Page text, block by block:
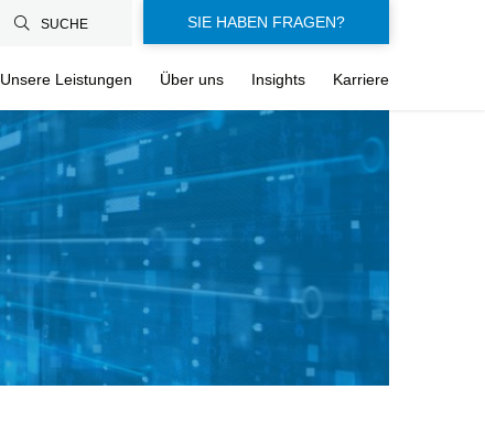
SUCHE SIE HABEN FRAGEN?
Unsere Leistungen Über uns Insights Karriere